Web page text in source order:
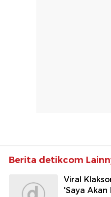
Berita detikcom
Viral
'Saya Akan